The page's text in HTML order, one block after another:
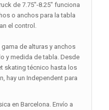
de 7.75″-8.25″ funciona
o anchos para la tabla
el control.
de alturas y anchos
y medida de tabla. Desde
skating técnico hasta los
hay un Independent para
en Barcelona. Envío a